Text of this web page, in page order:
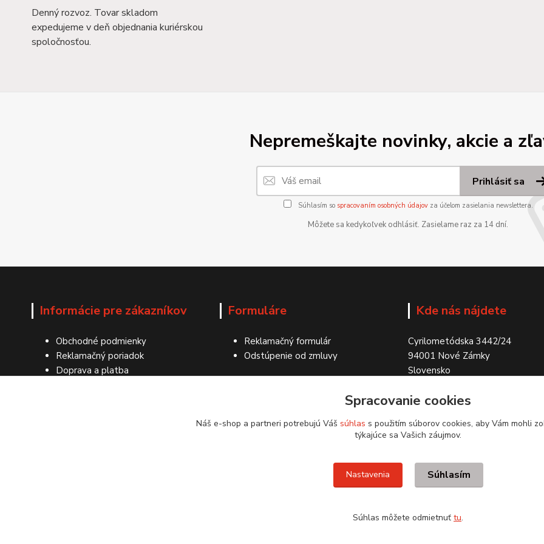
Denný rozvoz. Tovar skladom
expedujeme v deň objednania kuriérskou
spoločnosťou.
Nepremeškajte novinky, akcie a
Prihlásiť sa
Súhlasím so spracovaním osobných údajovza účelom zasielania newslettera.
Môžete sa kedykoľvek odhlásiť. Zasielame raz za 14 dní.
Informácie pre zákazníkov
Obchodné podmienky
Reklamačný poriadok
Doprava a platba
Formuláre
Reklamačný formulár
Odstúpenie od zmluvy
Kde nás nájdete
Cyrilometódska 3442/24
94001 Nové Zámky
Slovensko
Spracovanie cookies
Náš e-shop a partneri potrebujú Váš súhlas s použitím súborov cookies, aby Vám mohli
týkajúce sa Vašich záujmov.
Nastavenia Súhlasím
Súhlas môžete odmietnuť tu.